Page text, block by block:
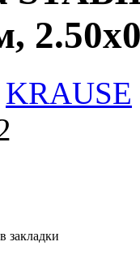
KRAUSE
в закладки